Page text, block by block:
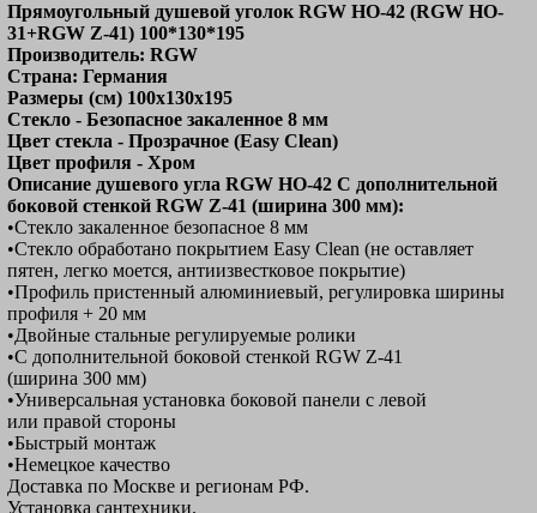
Прямоугольный душевой уголок RGW HO-42 (RGW HO-
31+RGW Z-41) 100*130*195
Производитель: RGW
Страна: Германия
Размеры (см) 100x130х195
Стекло - Безопасное закаленное 8 мм
Цвет стекла - Прозрачное (Easy Clean)
Цвет профиля - Хром
Описание душевого угла RGW HO-42 С дополнительной
боковой стенкой RGW Z-41 (ширина 300 мм):
•Стекло закаленное безопасное 8 мм
•Стекло обработано покрытием Easy Clean (не оставляет
пятен, легко моется, антиизвестковое покрытие)
•Профиль пристенный алюминиевый, регулировка ширины
профиля + 20 мм
•Двойные стальные регулируемые ролики
•С дополнительной боковой стенкой RGW Z-41
(ширина 300 мм)
•Универсальная установка боковой панели с левой
или правой стороны
•Быстрый монтаж
•Немецкое качество
Доставка по Москве и регионам РФ.
Установка сантехники.